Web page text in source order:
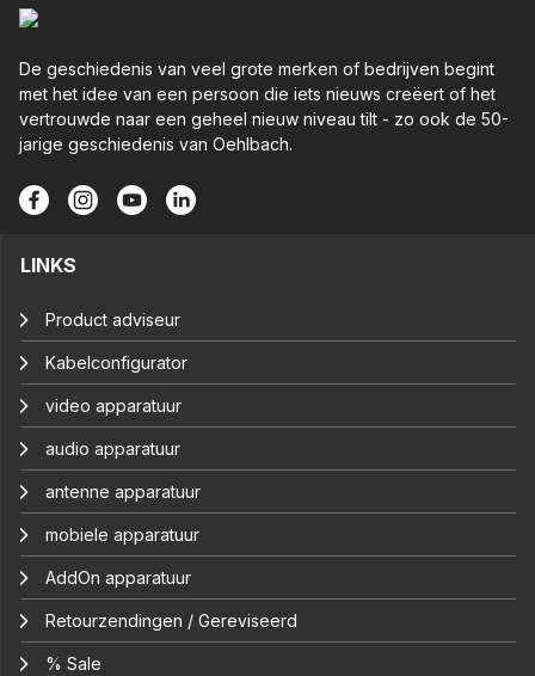
De geschiedenis van veel grote merken of bedrijven begint
met het idee van een persoon die iets nieuws creëert of het
vertrouwde naar een geheel nieuw niveau tilt - zo ook de 50-
jarige geschiedenis van Oehlbach.
LINKS
Product adviseur
Kabelconfigurator
video apparatuur
audio apparatuur
antenne apparatuur
mobiele apparatuur
AddOn apparatuur
Retourzendingen / Gereviseerd
% Sale